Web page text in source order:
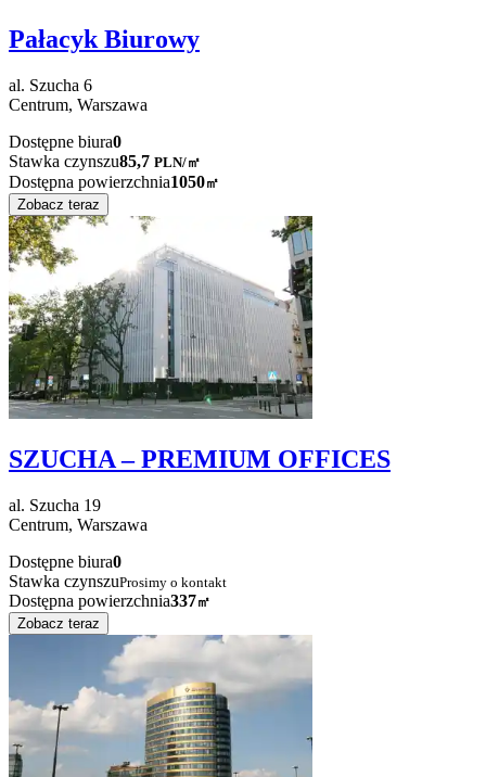
Pałacyk Biurowy
al. Szucha 6
Centrum, Warszawa
Dostępne biura0
Stawka czynszu85,7 PLN/㎡
Dostępna powierzchnia1050㎡
Zobacz teraz
SZUCHA – PREMIUM OFFICES
al. Szucha 19
Centrum, Warszawa
Dostępne biura0
Stawka czynszuProsimy o kontakt
Dostępna powierzchnia337㎡
Zobacz teraz